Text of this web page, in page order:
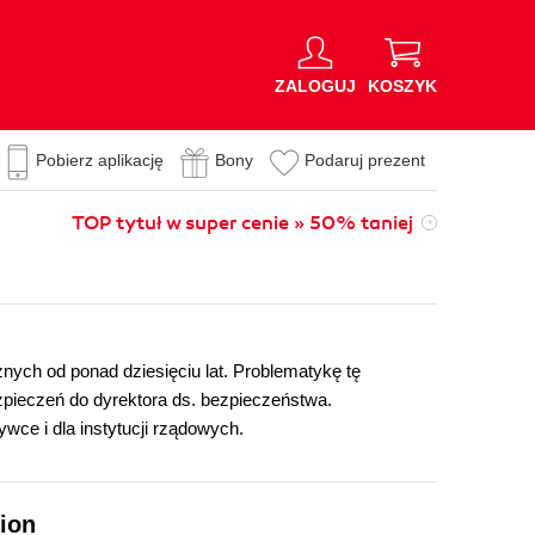
ZALOGUJ KOSZYK
Pobierz aplikację Bony Podaruj prezent
TOP tytuł w super cenie » 50% taniej
od ponad dziesięciu lat. Problematykę tę
do dyrektora ds. bezpieczeństwa.
i dla instytucji rządowych.